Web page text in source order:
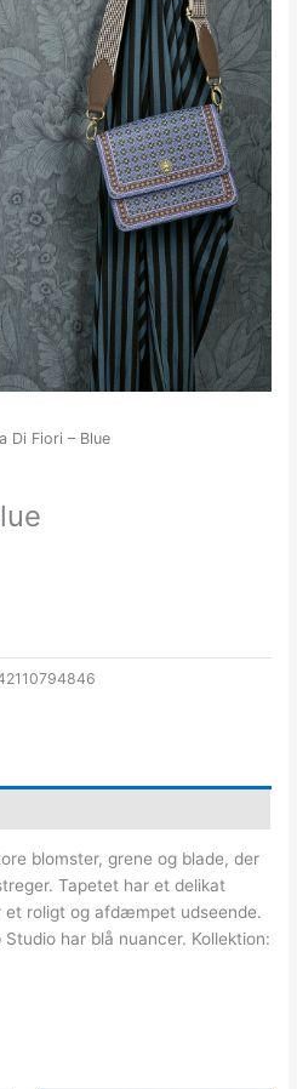
Di Fiori – Blue
blomster, grene og blade, der
Tapetet har et delikat
roligt og afdæmpet udseende.
har blå nuancer. Kollektion: